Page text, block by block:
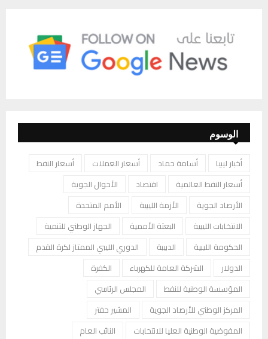
الوسوم
أخبار ليبيا أسامة حماد أسعار العملات
أسعار النفط
أسعار النفط العالمية
اقتصاد
الأحوال الجوية
الأرصاد الجوية
الأزمة الليبية
الأمم المتحدة
الانتخابات الليبية
البعثة الأممية
الجهاز الوطني للتنمية
الحكومة الليبية
الدبيبة
الدوري الليبي الممتاز لكرة القدم
الدولار
الشركة العامة للكهرباء
الكفرة
المؤسسة الوطنية للنفط
المجلس الرئاسي
المركز الوطني للأرصاد الجوية
المشير حفتر
المفوضية الوطنية العليا للانتخابات
النائب العام